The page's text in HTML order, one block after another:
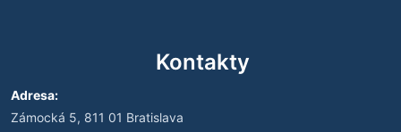
Kontakty
Adresa:
Zámocká 5, 811 01 Bratislava